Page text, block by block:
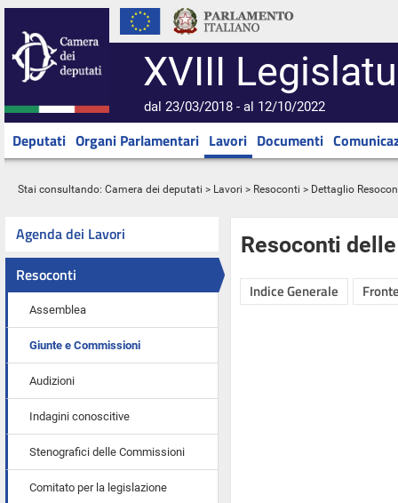
XVIII
dal 23/03/2018 - al 12/10/2022
Deputati Organi Parlamentari Lavori Documenti
Stai consultando: Camera dei deputati > Lavori > Resoconti > Dettaglio
Agenda dei Lavori
Resoconti
Assemblea
Giunte e Commissioni
Audizioni
Indagini conoscitive
Stenografici delle Commissioni
Comitato per la legislazione
Resoconti
Indice Generale